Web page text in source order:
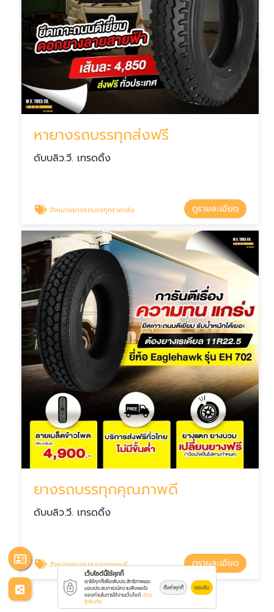
หายางรถบรรทุกส่งฟรี
ดับบลิว.วี. เทรดดิ้ง
จำหน่ายยางรถบรรทุกราคาส่ง ดูรายละเอียด
ยางรถบรรทุกคุณภาพดี
ดับบลิว.วี. เทรดดิ้ง
จำหน่ายยางรถบรรทุกชลบุรี ดูรายละเอียด
เว็บไซต์นี้ใช้คุกกี้
เราใช้คุกกี้เพื่อเพิ่มประสิทธิภาพและ
มอบประสบการณ์ความพึงพอใจ
ของท่านในการใช้งานเว็บไซต์ เรียน
รู้เพิ่มเติม
ตั้งค่าคุกกี้ ยอมรับ